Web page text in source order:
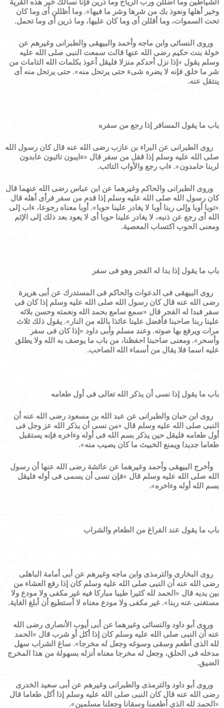
الشياطين وما أضللن ورب الرياح وما ذرين فإنا نسألك خير هذه القرية
وخير أهلها ونعوذ بك من شرها وشر ما فيها». وما أظللن أى وما كان
تحت السموات، وما أقللن أى وما كان عليها، وما ذرين أى وما تحمل.
وروى النسائى وابن ماجه وأحمد والبيهقى والطبرانى وغيرهم عن
خولة بنت حكيم رضى الله عنها قالت سمعت النبى صلى الله عليه
وسلم يقول «إذا نزل أحدكم منزلا فليقل أعوذ بكلمات الله التامات من
شر ما خلق فإنه لا يضره شىء حتى يرتحل منه». حتى يرتحل منه أى
ينتقل عنه.
باب ما يقول المسافر إذا رجع من سفره
روى الطبرانى عن البراء بن عازب رضى الله عنه قال كان رسول الله
صلى الله عليه وسلم إذا قفل من سفر قال «ءايبون تائبون عابدون
لربنا حامدون». ءاب رجع والأواب التائب.
وروى الطبرانى والحاكم وغيرهما عن ابن عباس رضى الله عنهما قال
كان رسول الله صلى الله عليه وسلم إذا قدم من سفر فرأى أهله قال
«توبا أوبا وإلى ربنا أوبا لا يغادر علينا حوبا». أوبا معناه رجوعا، ءاب إلى
الله أى رجع عن ذنبه، لا يغادر علينا حوبا أى لا يعود بعد ذلك إلى الإثم
ومعنى الحوب اكتساب المعصية.
باب ما يقول إذا بدا له الفجر وهو فى سفر
روى البيهقى فى الدعوات والحاكم فى المستدرك عن أبى هريرة
رضى الله عنه قال كان رسول الله صلى الله عليه وسلم إذا كان فى
سفر فبدا له الفجر قال «سمع سامع بحمد الله ونعمته وحسن بلائه
علينا ربنا صاحبنا فأفضل علينا عائذا بالله من النار ». يقول ذلك ثلاث
مرات ويرفع بها صوته. وعند مسلم وأبى داود «إذا كان فى سفر
وأسحر ». ومعنى صاحبنا احفظنا، من باب ما يوصف به الله ولا يطلق
عليه اسما فلا يقال من أسماء الله الصاحب.
باب ما يقول إذا نسى أن يذكر الله تعالى فى أول طعامه
روى ابن حبان والطبرانى عن عبد الله بن مسعود رضى الله عنه أن
النبى صلى الله عليه وسلم قال «من نسى أن يذكر الله عز وجل فى
أول طعامه فليقل حين يذكر بسم الله فى أوله وءاخره فإنه يستقبل
طعاما جديدا ويمنع الخبيث ما كان يصيب منه»
.
وأخرج البيهقى وأحمد وغيرهما عن عائشة رضى الله عنها أن رسول
الله صلى الله عليه وسلم قال «فإن نسى أن يسمى فى أوله فليقل
بسم الله أوله وءاخره»
.
باب ما يقول عند الفراغ من الطعام والشراب
روى البخارى والترمذى وابن ماجه وغيرهم عن أبى أمامة الباهلى
رضى الله عنه أن النبى صلى الله عليه وسلم كان إذا رفع العشاء من
بين يديه قال « الحمد لله كثيرا طيبا مباركا فيه غير مكفى ولا مودع ولا
مستغنى عنه ربنا»
. غير مكفى ولا مودع معناه لا أستطيع أن أبلغ الغاية.
وروى أبو داود والنسائى وغيرهما عن أبى أيوب الأنصارى رضى الله
عنه أن النبى صلى الله عليه وسلم كان إذا أكل أو شرب قال « الحمد
لله الذى أطعم وسقى وسوغه وجعل له مخرجا»
. ساغ الشراب سهل
مدخله فى الحلق، وجعل له مخرجا معناه أنزله بسهولة من هذا المخرج
الضيق.
وروى أبو داود والترمذى والطبرانى وغيرهم عن أبى سعيد الخدرى
رضى الله عنه قال كان النبى صلى الله عليه وسلم إذا أكل طعاما قال
« الحمد لله الذى أطعمنا وسقانا وجعلنا مسلمين»
.